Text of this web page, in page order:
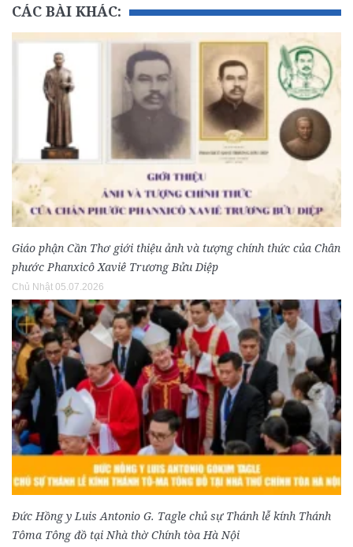
CÁC BÀI KHÁC:
Giáo phận Cần Thơ giới thiệu ảnh và tượng chính thức của Chân
phước Phanxicô Xaviê Trương Bửu Diệp
Chủ Nhật 05.07.2026
Đức Hồng y Luis Antonio G. Tagle chủ sự Thánh lễ kính Thánh
Tôma Tông đồ tại Nhà thờ Chính tòa Hà Nội